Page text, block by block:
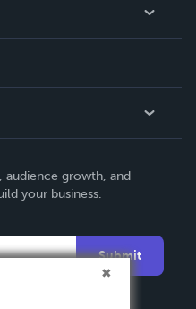
audience growth, and
your business.
Submit